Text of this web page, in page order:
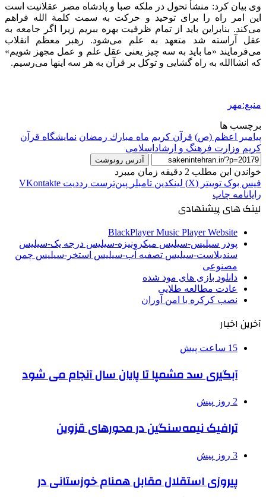
وی بیان کرد: منشأ تحول در ملکه صبا و پادشاه مصر عقلانیت است
این امر راه را برای توحید و حرکت به سمت کلمة الله فراهم
می‌کند. بنابراین باید از تمام ظرفیت بهره ببریم زیرا اگر جامعه به
عقل آراسته شد متعهد به علم می‌شود. رهبر معظم انقلاب
می‌فرمایند «ما باید به سه چیز یعنی عقل علم و عمل مجهز شویم»
که انشاالله به راه گشایی و توکل بر قرآن به هر سه اینها می‌رسیم.
منبع:مهر
برچسب ها
پیامبر اعظم (ص) قرآن کریم ماه مبارك رمضان نمایشگاه قرآن
کریم وزارت فرهنگ و ارشاداسلامی
آدرس رونوشت
خواندن این مطلب 2 دقیقه زمان میبرد
فیس بوک توییتر (X) لینکدین ‫تامبلر ‫پین‌ترست ‫رددیت ‫VKontakte
رایانامه چاپ
لینک های پیشنهادی
BlackPlayer Music Player Website
پودر سیلیس-سیلیس میکرونیزه-سیلیس درجه یک-سیلیس
سندبلاست-سیلیس تصفیه آب-سیلیس استخر-سیلیس چمن
مصنوعی
دانلود بازی های مود شده
عادت مطالعه طلایی
نصب کرکره با امن آوران
آخرین اخبار
15 ساعت پیش
آبگیری سد مشمپا تا پایان سال آنجام می شود
2 روز پیش
ترافیک نیمه‌سنگین در محورهای قزوین
3 روز پیش
پیروزی استقلال مقابل همنام خوزستانی در